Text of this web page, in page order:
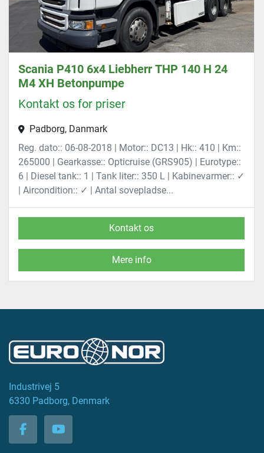
Scania P410 6x4 Liebherr THP 140 H 24
M4 XH Betonpumpe
Kontakt os for priser
Padborg, Danmark
Reg. dato:: 06-08-2018 | Motor:: DC13 | Hk:: 410 | Km::
265000 | Gearkasse:: Opticruise (GRS905) | Eurotype::
6 | Diesel tank:: 1 | Tank liter:: 350 L | Kabinevarmer:: ✓
| Aircondition:: ✓ | Antal sovepladse...
Kontakt os
Mere info
Industrivej 5
6330 Padborg, Denmark
facebookyoutube